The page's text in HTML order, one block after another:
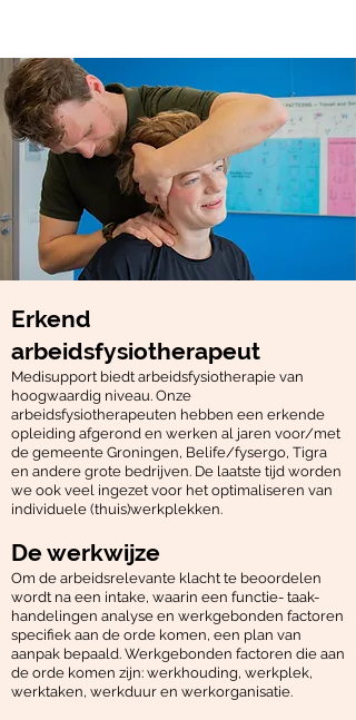
Erkend
arbeidsfysiotherapeut
Medisupport biedt arbeidsfysiotherapie van
hoogwaardig niveau. Onze
arbeidsfysiotherapeuten hebben een erkende
opleiding afgerond en werken al jaren voor/met
de gemeente Groningen, Belife/fysergo, Tigra
en andere grote bedrijven. De laatste tijd worden
we ook veel ingezet voor het optimaliseren van
individuele (thuis)werkplekken.
De werkwijze
Om de arbeidsrelevante klacht te beoordelen
wordt na een intake, waarin een functie- taak-
handelingen analyse en werkgebonden factoren
specifiek aan de orde komen, een plan van
aanpak bepaald. Werkgebonden factoren die aan
de orde komen zijn: werkhouding, werkplek,
werktaken, werkduur en werkorganisatie.